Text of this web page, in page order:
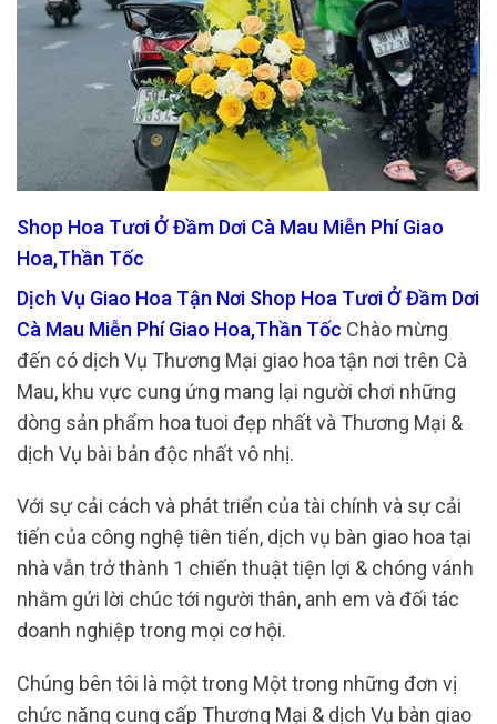
Shop Hoa Tươi Ở Đầm Dơi Cà Mau Miễn Phí Giao
Hoa,Thần Tốc
Dịch Vụ Giao Hoa Tận Nơi Shop Hoa Tươi Ở Đầm Dơi
Cà Mau Miễn Phí Giao Hoa,Thần Tốc Chào mừng
đến có dịch Vụ Thương Mại giao hoa tận nơi trên Cà
Mau, khu vực cung ứng mang lại người chơi những
dòng sản phẩm hoa tuoi đẹp nhất và Thương Mại &
dịch Vụ bài bản độc nhất vô nhị.
Với sự cải cách và phát triển của tài chính và sự cải
tiến của công nghệ tiên tiến, dịch vụ bàn giao hoa tại
nhà vẫn trở thành 1 chiến thuật tiện lợi & chóng vánh
nhằm gửi lời chúc tới người thân, anh em và đối tác
doanh nghiệp trong mọi cơ hội.
Chúng bên tôi là một trong Một trong những đơn vị
chức năng cung cấp Thương Mại & dịch Vụ bàn giao